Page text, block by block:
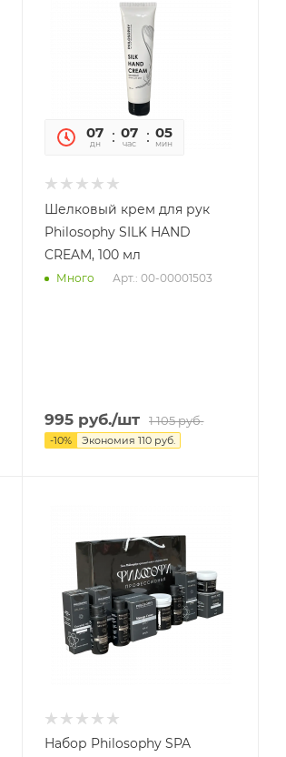
07
дн
07
час
05
мин
Шелковый крем для рук
Philosophy SILK HAND
CREAM, 100 мл
Много Арт.: 00-00001503
995 руб./шт 1 105руб.
-10% Экономия110 руб.
Набор Philosophy SPA